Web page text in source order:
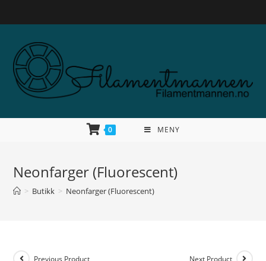
0 MENY
Neonfarger (Fluorescent)
> Butikk > Neonfarger (Fluorescent)